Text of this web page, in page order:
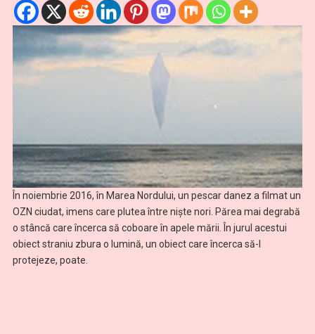
În noiembrie 2016, în Marea Nordului, un pescar danez a filmat un
OZN ciudat, imens care plutea între nişte nori. Părea mai degrabă
o stâncă care încerca să coboare în apele mării. În jurul acestui
obiect straniu zbura o lumină, un obiect care încerca să-l
protejeze, poate.